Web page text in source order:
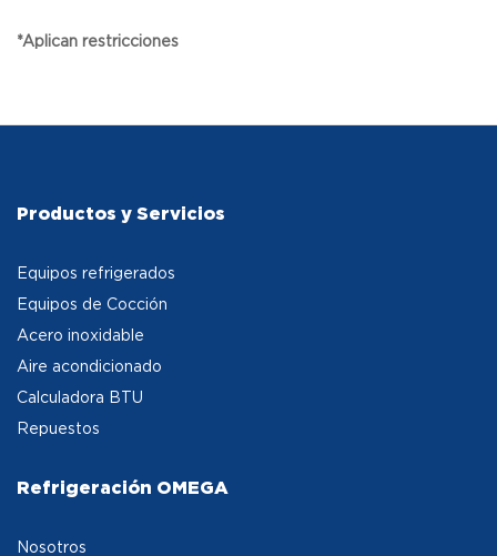
*Aplican restricciones
Productos y Servicios
Equipos refrigerados
Equipos de Cocción
Acero inoxidable
Aire acondicionado
Calculadora BTU
Repuestos
Refrigeración OMEGA
Nosotros